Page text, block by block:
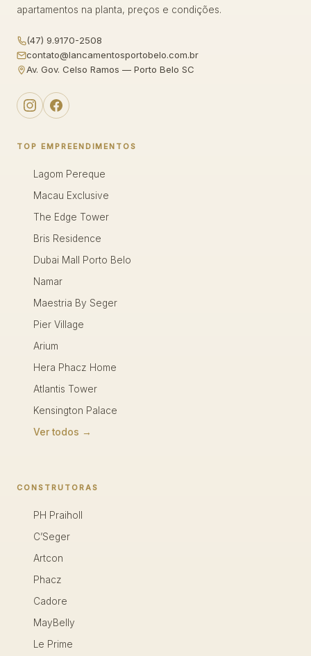
apartamentos na planta, preços e condições.
(47) 9.9170-2508
contato@lancamentosportobelo.com.br
Av. Gov. Celso Ramos — Porto Belo SC
TOP EMPREENDIMENTOS
Lagom Pereque
Macau Exclusive
The Edge Tower
Bris Residence
Dubai Mall Porto Belo
Namar
Maestria By Seger
Pier Village
Arium
Hera Phacz Home
Atlantis Tower
Kensington Palace
Ver todos →
CONSTRUTORAS
PH Praiholl
C’Seger
Artcon
Phacz
Cadore
MayBelly
Le Prime